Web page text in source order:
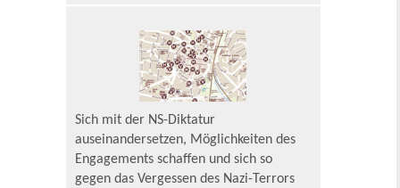
Sich mit der NS-Diktatur
auseinandersetzen, Möglichkeiten des
Engagements schaffen und sich so
gegen das Vergessen des Nazi-Terrors